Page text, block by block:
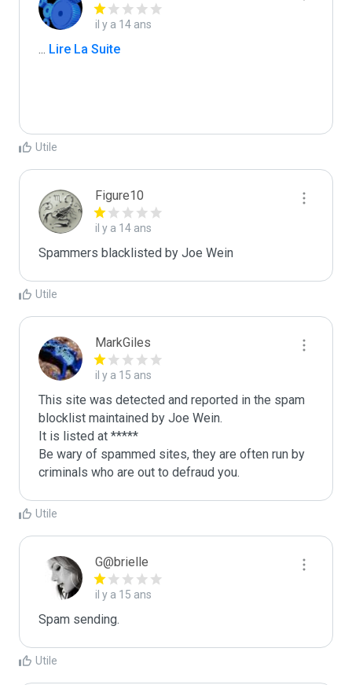
il y a 14 ans
... Lire La Suite
Utile
Figure10
il y a 14 ans
Spammers blacklisted by Joe Wein
Utile
MarkGiles
il y a 15 ans
This site was detected and reported in the spam
blocklist maintained by Joe Wein.
It is listed at *****
Be wary of spammed sites, they are often run by
criminals who are out to defraud you.
Utile
G@brielle
il y a 15 ans
Spam sending.
Utile